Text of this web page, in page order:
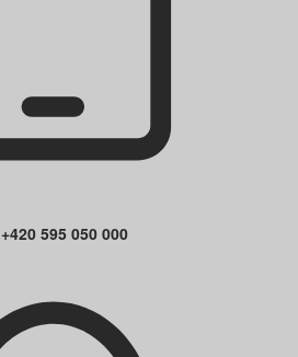
+420 595 050 000